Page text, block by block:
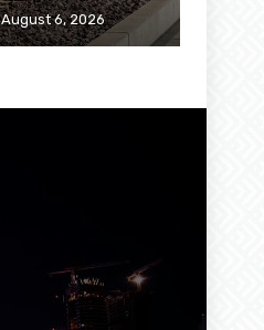
August 6, 2026